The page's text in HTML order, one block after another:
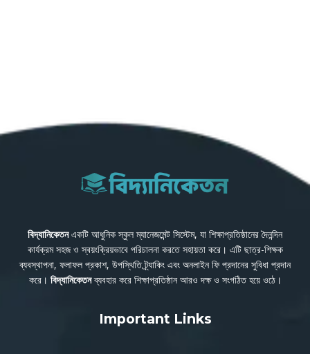
বিদ্যানিকেতনএকটি আধুনিক স্কুল ম্যানেজমেন্ট সিস্টেম, যা শিক্ষাপ্রতিষ্ঠানের দৈনন্দিন
কার্যক্রম সহজ ও স্বয়ংক্রিয়ভাবে পরিচালনা করতে সহায়তা করে। এটি ছাত্র-শিক্ষক
ব্যবস্থাপনা, ফলাফল প্রকাশ, উপস্থিতি ট্র্যাকিং এবং অনলাইন ফি প্রদানের সুবিধা প্রদান
করে। বিদ্যানিকেতনব্যবহার করে শিক্ষাপ্রতিষ্ঠান আরও দক্ষ ও সংগঠিত হয়ে ওঠে।
Important Links